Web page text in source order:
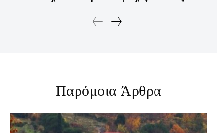
Παρόμοια Άρθρα